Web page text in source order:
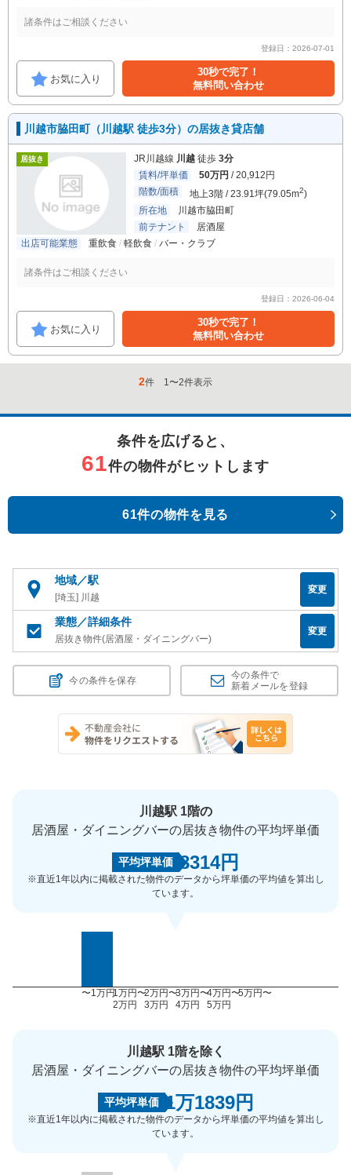
諸条件はご相談ください
登録日：2026-07-01
お気に入り
30秒で完了！
無料問い合わせ
川越市脇田町（川越駅 徒歩3分）の居抜き貸店舗
居抜き JR川越線 川越 徒歩 3分
賃料/坪単価
50万円 / 20,912円
階数/面積
地上3階 / 23.91坪(79.05m2)
所在地
川越市脇田町
前テナント
居酒屋
出店可能業態
重飲食 軽飲食 バー・クラブ
諸条件はご相談ください
登録日：2026-06-04
お気に入り
30秒で完了！
無料問い合わせ
2件 1〜2件表示
条件を広げると、
61件の物件がヒットします
61件の物件を見る
地域／駅
[埼玉] 川越
変更
業態／詳細条件
居抜き物件(居酒屋・ダイニングバー)
変更
今の条件を保存
今の条件で
新着メールを登録
川越駅 1階の
居酒屋・ダイニングバーの居抜き物件の平均坪単価
平均坪単価 8314円
※直近1年以内に掲載された物件のデータから坪単価の平均値を算出し
ています。
〜1万円1万円〜
2万円
2万円〜
3万円
3万円〜
4万円
4万円〜
5万円
5万円〜
川越駅 1階を除く
居酒屋・ダイニングバーの居抜き物件の平均坪単価
平均坪単価 1万1839円
※直近1年以内に掲載された物件のデータから坪単価の平均値を算出し
ています。